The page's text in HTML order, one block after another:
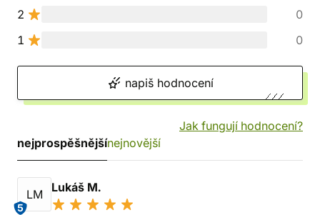
2
0
1
0
napiš hodnocení
Jak fungují hodnocení?
nejprospěšnějšínejnovější
LM
5
Lukáš M.